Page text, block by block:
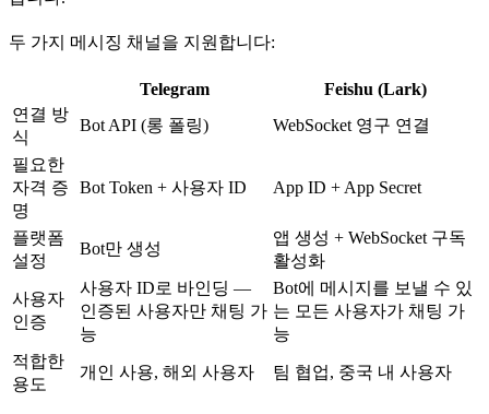
두 가지 메시징 채널을 지원합니다:
Telegram
Feishu (Lark)
연결 방
식
Bot API (롱 폴링) WebSocket 영구 연결
필요한
자격 증
명
Bot Token + 사용자 ID App ID + App Secret
플랫폼
설정
Bot만 생성
앱 생성 + WebSocket 구독
활성화
사용자
인증
사용자 ID로 바인딩 —
인증된 사용자만 채팅 가
능
Bot에 메시지를 보낼 수 있
는 모든 사용자가 채팅 가
능
적합한
용도
개인 사용, 해외 사용자 팀 협업, 중국 내 사용자